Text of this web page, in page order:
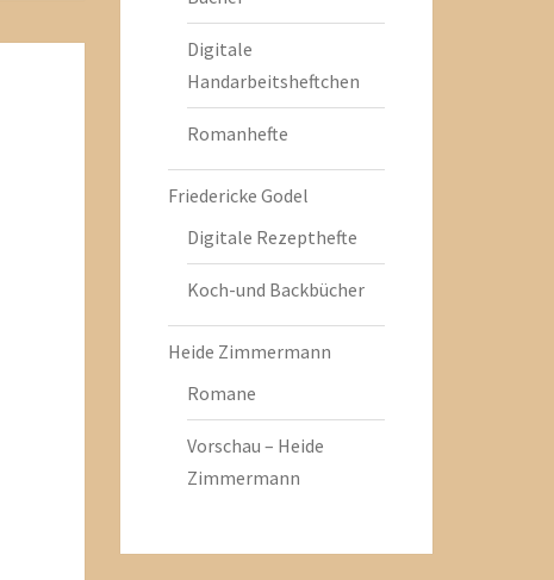
Digitale
Handarbeitsheftchen
Romanhefte
Friedericke Godel
Digitale Rezepthefte
Koch-und Backbücher
Heide Zimmermann
Romane
Vorschau – Heide
Zimmermann